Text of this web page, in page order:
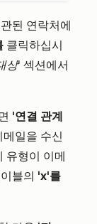
된 연락처에
클릭하십시
상' 섹션에서
'연결 관계
일을 수신
유형이 이메
블의 'x'를